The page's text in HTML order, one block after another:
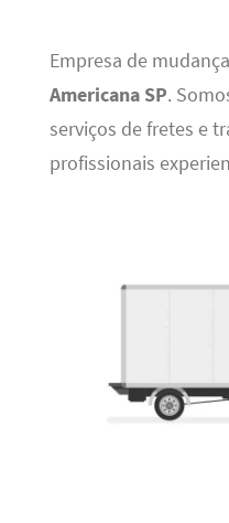
Empresa de
Americana SP.
serviços de fretes e
profissionais